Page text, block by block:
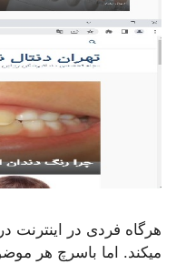
هرگاه فردی در
میکند. اما باسرچ هر